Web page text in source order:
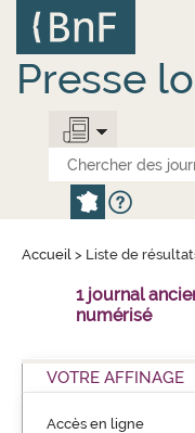
contenu
principal
Presse
Accueil > Liste de
1 journal
numérisé
VOTRE AFFINAGE
Accès en ligne
Panneau de gestion des